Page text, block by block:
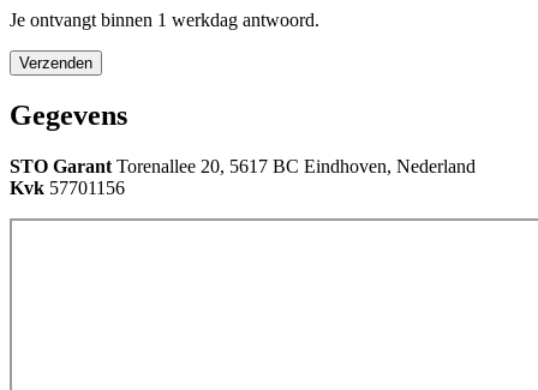
Je ontvangt binnen 1 werkdag antwoord.
Verzenden
Gegevens
STO Garant Torenallee 20, 5617 BC Eindhoven, Nederland
Kvk 57701156